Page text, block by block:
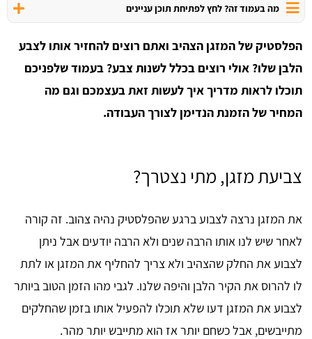
מה בעמוד זה? לחץ לפתיחת תוכן עניינים
הפלסטיק של המזגן הצהיב ואתם רוצים להחזיר אותו לצבע
הלבן שלו? אולי רוצים בכלל לשנות צבע? בעמוד שלפניכם
תוכלו לראות מדריך איך לעשות זאת בעצמכם וגם מה
המחיר של הזמנת הנדימן לצורך העבודה.
צביעת מזגן, מתי נצטרך?
את המזגן נרצה לצבוע ברגע שהפלסטיק נהיה צהוב. זה קורה
לאחר שיש לנו אותו הרבה שנים ולא הרבה יודעים אבל ניתן
לצבוע את החלק שהצהיב ולא צריך להחליף את המזגן או לתת
לו להרוס את הקיר הלבן והיפה שלנו. לגבי מהו הזמן הטוב ביותר
לצבוע את המזגן דעו שלא תוכלו להפעיל אותו בזמן שהחלקים
מתייבשים, אבל כשחם יותר אז הוא מתייבש יותר מהר.